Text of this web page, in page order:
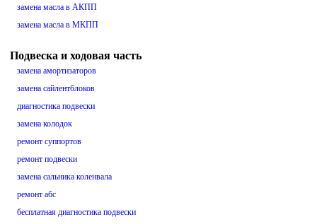
замена масла в АКПП
замена масла в МКПП
Подвеска и ходовая часть
замена амортизаторов
замена сайлентблоков
диагностика подвески
замена колодок
ремонт суппортов
ремонт подвески
замена сальника коленвала
ремонт абс
бесплатная диагностика подвески